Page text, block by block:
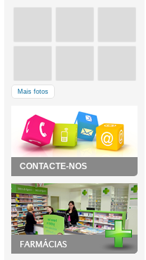
Mais fotos
CONTACTE-NOS